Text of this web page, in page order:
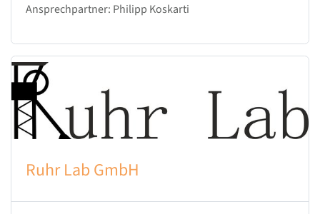
Ansprechpartner: Philipp Koskarti
Ruhr Lab GmbH